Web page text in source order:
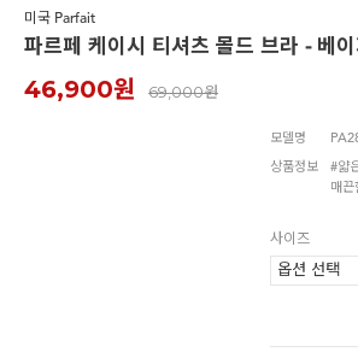
미국 Parfait
파르페 케이시 티셔츠 몰드 브라 - 베이
46,900원 69,000원
모델명
상품정보
#얇
매끈
사이즈